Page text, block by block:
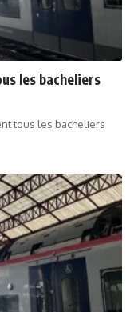
les bacheliers
tous les bacheliers